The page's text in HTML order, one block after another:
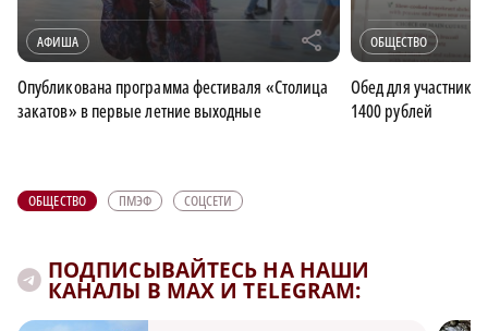
АФИША r
Опубликована программа фестиваля «Столица
закатов» в первые летние выходные
ОБЩЕСТВО
Обед для
1400 рублей
ОБЩЕСТВО ПМЭФ СОЦСЕТИ
ПОДПИСЫВАЙТЕСЬ НА НАШИ
КАНАЛЫ В MAX И TELEGRAM: